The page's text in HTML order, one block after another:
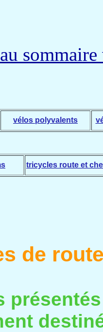
vélos polyvalents
tricycles route et
de